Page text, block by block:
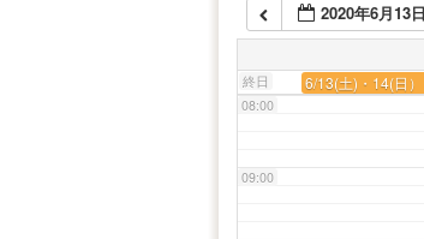
2020年6月13日
終日 6/13(土)・14(日
07:00
08:00
09:00